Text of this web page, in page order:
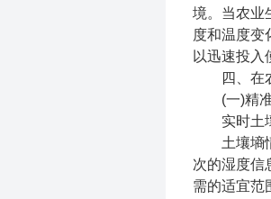
境。当农业
度和温度变
以迅速投
四、在农
(一)精准
实时土
土壤墒情
次的湿度信
需的适宜范